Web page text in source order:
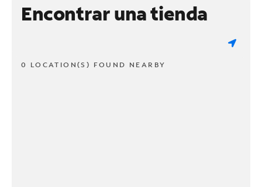
Encontrar una tienda
0 LOCATION(S) FOUND NEARBY